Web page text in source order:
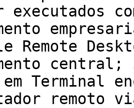
executados
Remote
em Terminal
remoto